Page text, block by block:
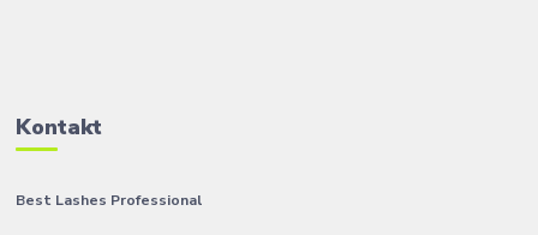
Kontakt
Best Lashes Professional